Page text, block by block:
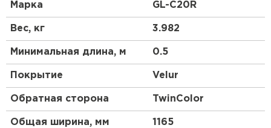
Марка GL-С20R
Вес, кг 3.982
Минимальная длина, м 0.5
Покрытие Velur
Обратная сторона TwinColor
Общая ширина, мм 1165